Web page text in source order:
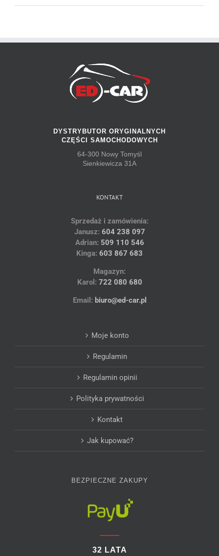
DYSTRYBUTOR ORYGINALNYCH
CZĘŚCI SAMOCHODOWYCH
64-300 Nowy Tomyśl
Sienkiewicza 31A
KONTAKT
Sprzedaż i zamówienia:
Janusz: 604 238 097
Adrian: 509 110 546
Kinga: 603 867 683
Magazyn:
Karol: 722 080 680
Email: biuro@ed-car.pl
Moje konto
Regulamin
Regulamin opinii
Polityka prywatności
Kontakt
Jak kupować?
BEZPIECZNE ZAKUPY
32 LATA